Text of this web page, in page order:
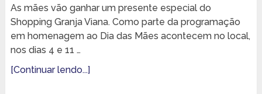
As mães vão ganhar um presente especial do
Shopping Granja Viana. Como parte da programação
em homenagem ao Dia das Mães acontecem no local,
nos dias 4 e 11 …
[Continuar lendo...]